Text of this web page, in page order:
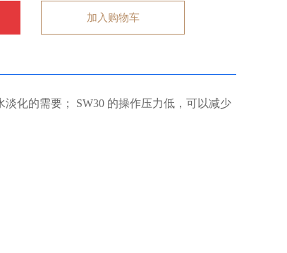
加入购物车
化的需要； SW30 的操作压力低，可以减少